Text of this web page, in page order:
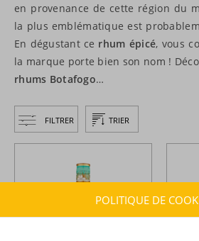
en provenance de cette région du
la plus emblématique est
En dégustant ce rhum épicé, vous
la marque porte bien son nom !
rhums Botafogo…
FILTRER TRIER
POLITIQUE DE